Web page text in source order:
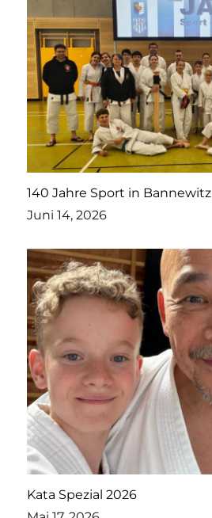
140 Jahre Sport in Bannewitz
Juni 14, 2026
Kata Spezial 2026